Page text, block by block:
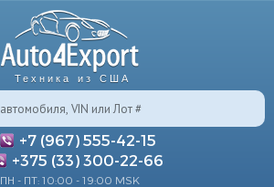
Техника из США
+7 (967) 555-42-15
+375 (33) 300-22-66
ПН - ПТ: 10:00 - 19:00 MSK